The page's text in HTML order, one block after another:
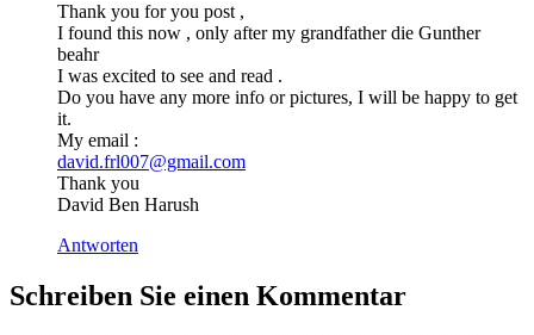
Thank you for you post ,
I found this now , only after my grandfather die Gunther
beahr
I was excited to see and read .
Do you have any more info or pictures, I will be happy to get
it.
My email :
david.frl007@gmail.com
Thank you
David Ben Harush
Antworten
Schreiben Sie einen Kommentar